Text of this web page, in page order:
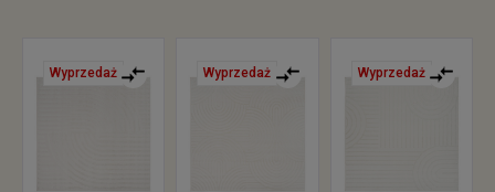
Wyprzedaż Wyprzedaż Wyprzedaż